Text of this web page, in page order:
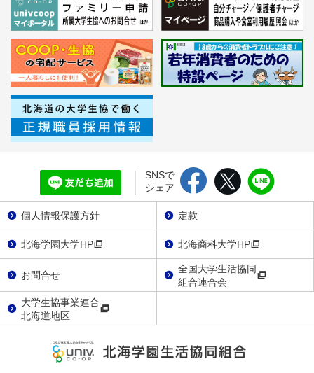
SNSで
シェア
個人情報保護方針
定款
北海学園大学HP 北海商科大学HP
お問合せ
全国大学生活協同
組合連合会
大学生協事業連合
北海道地区